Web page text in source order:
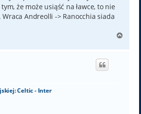
że może usiąść na ławce, to nie
Andreolli -> Ranocchia siada
g
Celtic - Inter